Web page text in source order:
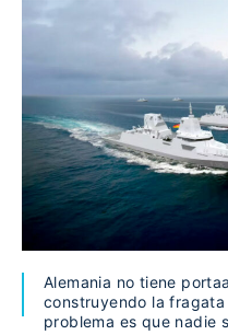
Alemania no tiene
construyendo la
problema es que nadie